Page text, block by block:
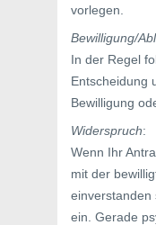
vorlegen.
Bewilligung/
In der Regel
Entscheidung
Bewilligung
Widerspruch:
Wenn Ihr
mit der
einverstanden
ein. Gerade